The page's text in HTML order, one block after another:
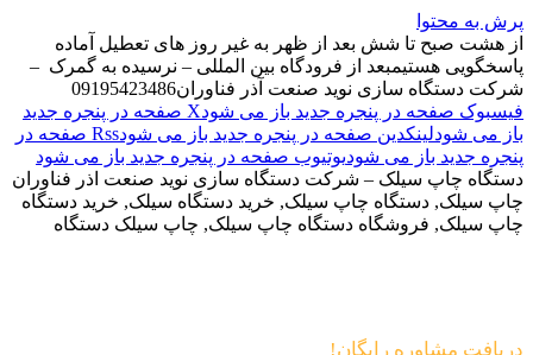
پرش به محتوا
از هشت صبح تا شش بعد از ظهر به غیر روز های تعطیل آماده
پاسخگویی هستیمبعد از فرودگاه بین المللی – نرسیده به گمرک –
شرکت دستگاه سازی نوید صنعت آذر فناوران09195423486
فیسبوک صفحه در پنجره جدید باز می شود
X صفحه در پنجره جدید
باز می شودلینکدین صفحه در پنجره جدید باز می شود
Rss صفحه در
پنجره جدید باز می شودیوتیوب صفحه در پنجره جدید باز می شود
دستگاه چاپ سیلک – شرکت دستگاه سازی نوید صنعت اذر فناوران
چاپ سیلک, دستگاه چاپ سیلک, خرید دستگاه سیلک, خرید دستگاه
چاپ سیلک, فروشگاه دستگاه چاپ سیلک, چاپ سیلک دستگاه
دریافت مشاوره رایگان!